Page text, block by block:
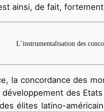
ainsi, de fait,
L’instrumentalisation des
la concordance des
des
élites latino-